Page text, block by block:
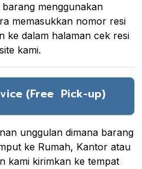
menggunakan
memasukkan nomor resi
ke dalam halaman cek resi
kami.
(Free Pick-up)
unggulan dimana barang
ke Rumah, Kantor atau
kami kirimkan ke tempat